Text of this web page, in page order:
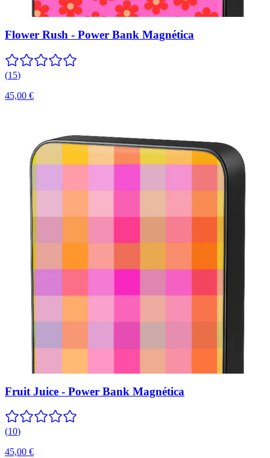
Flower Rush - Power Bank Magnética
(15)
45,00 €
Fruit Juice - Power Bank Magnética
(10)
45,00 €